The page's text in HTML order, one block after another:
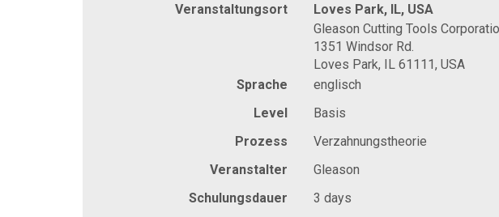
Veranstaltungsort
Loves Park, IL, USA
Gleason Cutting Tools
1351 Windsor Rd.
Loves Park, IL 61111, USA
Sprache
englisch
Level
Basis
Prozess
Verzahnungstheorie
Veranstalter
Gleason
Schulungsdauer
3 days